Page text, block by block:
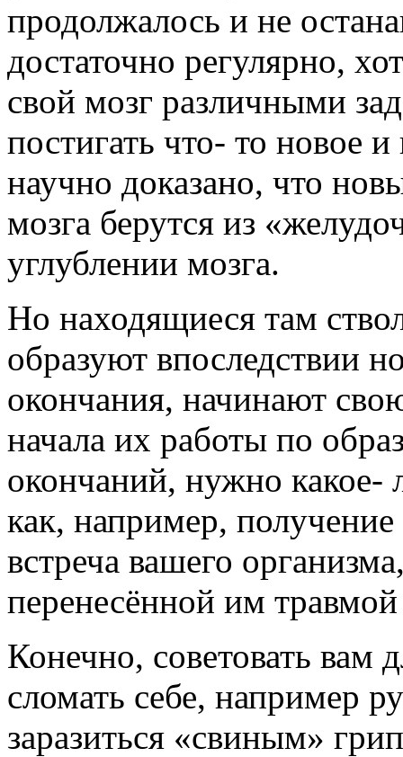
продолжалось и не
достаточно регулярно,
свой мозг различными
постигать что- то новое
научно доказано, что
мозга берутся из
углублении мозга.
Но находящиеся там
образуют впоследствии
окончания, начинают
начала их работы по
окончаний, нужно какое-
как, например,
встреча вашего
перенесённой им
Конечно, советовать вам
сломать себе, например
заразиться «свиным»